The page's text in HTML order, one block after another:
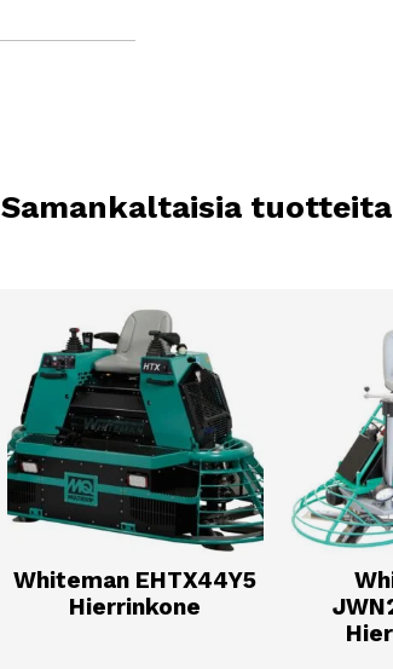
Samankaltaisia tuotteita
Whiteman EHTX44Y5
Hierrinkone